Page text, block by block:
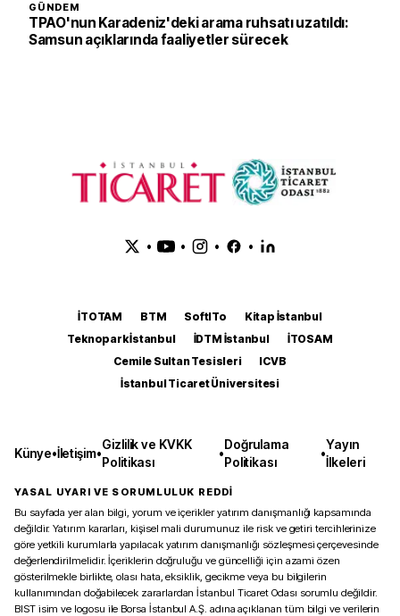
GÜNDEM
TPAO'nun Karadeniz'deki arama ruhsatı uzatıldı:
Samsun açıklarında faaliyetler sürecek
• • • •
İTOTAM BTM SoftITo
Kitap İstanbul
Teknopark İstanbul
İDTM İstanbul
İTOSAM
Cemile Sultan Tesisleri
ICVB
İstanbul Ticaret Üniversitesi
Künye•İletişim•
Gizlilik ve KVKK
Politikası
•
Doğrulama
Politikası
•
Yayın
İlkeleri
YASAL UYARI VE SORUMLULUK REDDİ
Bu sayfada yer alan bilgi, yorum ve içerikler yatırım danışmanlığı kapsamında
değildir. Yatırım kararları, kişisel mali durumunuz ile risk ve getiri tercihlerinize
göre yetkili kurumlarla yapılacak yatırım danışmanlığı sözleşmesi çerçevesinde
değerlendirilmelidir. İçeriklerin doğruluğu ve güncelliği için azami özen
gösterilmekle birlikte, olası hata, eksiklik, gecikme veya bu bilgilerin
kullanımından doğabilecek zararlardan İstanbul Ticaret Odası sorumlu değildir.
BIST isim ve logosu ile Borsa İstanbul A.Ş. adına açıklanan tüm bilgi ve verilerin